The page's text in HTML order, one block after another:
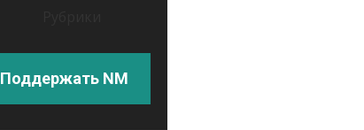
Поддержать NM